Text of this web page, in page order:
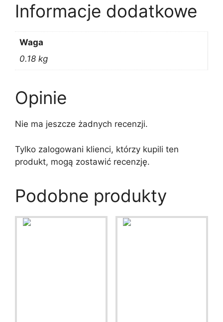
Informacje dodatkowe
Waga
0.18 kg
Opinie
Nie ma jeszcze żadnych recenzji.
Tylko zalogowani klienci, którzy kupili ten
produkt, mogą zostawić recenzję.
Podobne produkty